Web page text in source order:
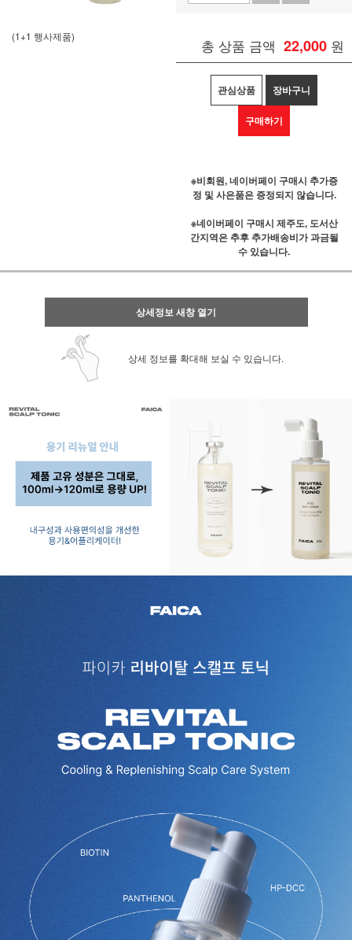
(1+1 행사제품) 총 상품 금액 22,000 원
관심상품 장바구니
구매하기
※비회원, 네이버페이 구매시 추가증
정 및 사은품은 증정되지 않습니다.
※네이버페이 구매시 제주도, 도서산
간지역은 추후 추가배송비가 과금될
수 있습니다.
상세정보 새창 열기
상세 정보를 확대해 보실 수 있습니다.